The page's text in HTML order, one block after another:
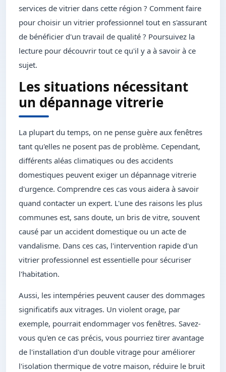
services de vitrier dans cette région ? Comment faire
pour choisir un vitrier professionnel tout en s'assurant
de bénéficier d'un travail de qualité ? Poursuivez la
lecture pour découvrir tout ce qu'il y a à savoir à ce
sujet.
Les situations nécessitant
un dépannage vitrerie
La plupart du temps, on ne pense guère aux fenêtres
tant qu'elles ne posent pas de problème. Cependant,
différents aléas climatiques ou des accidents
domestiques peuvent exiger un dépannage vitrerie
d'urgence. Comprendre ces cas vous aidera à savoir
quand contacter un expert. L'une des raisons les plus
communes est, sans doute, un bris de vitre, souvent
causé par un accident domestique ou un acte de
vandalisme. Dans ces cas, l'intervention rapide d'un
vitrier professionnel est essentielle pour sécuriser
l'habitation.
Aussi, les intempéries peuvent causer des dommages
significatifs aux vitrages. Un violent orage, par
exemple, pourrait endommager vos fenêtres. Savez-
vous qu'en ce cas précis, vous pourriez tirer avantage
de l'installation d'un double vitrage pour améliorer
l'isolation thermique de votre maison, réduire le bruit